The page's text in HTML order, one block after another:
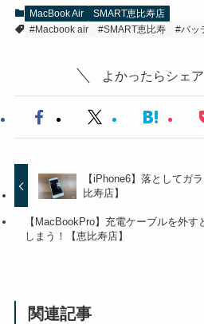
MacBook Air
SMART恵比寿店
#Macbook air
#SMART恵比寿 #バッ
よかったらシェ
【iPhone6】落としてガ
比寿店】
【MacBookPro】充電ケーブルを外す
しまう！【恵比寿店】
関連記事